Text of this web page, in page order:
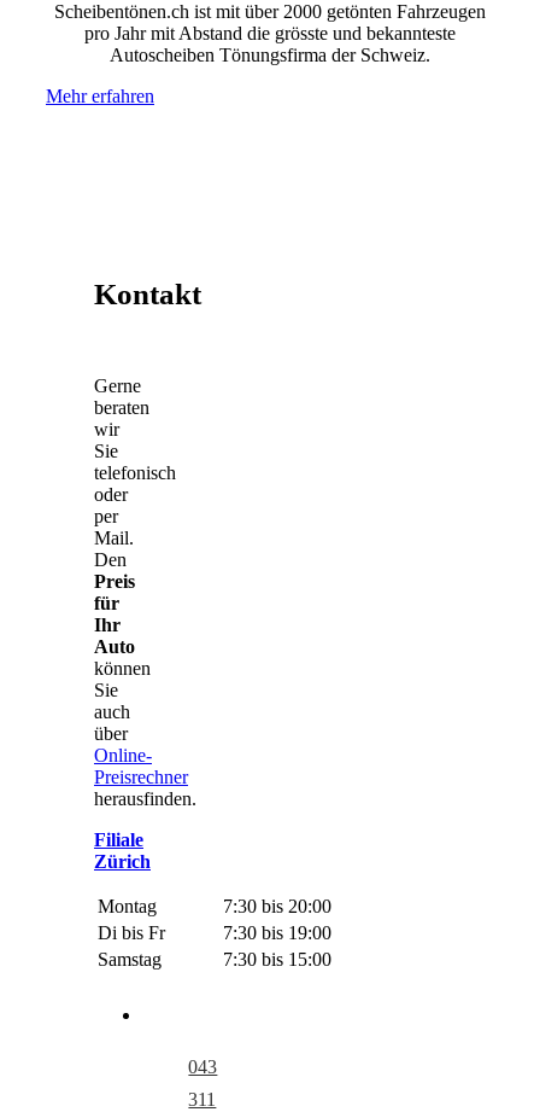
Scheibentönen.ch ist mit über 2000 getönten Fahrzeugen
pro Jahr mit Abstand die grösste und bekannteste
Autoscheiben Tönungsfirma der Schweiz.
Mehr erfahren
Kontakt
Gerne
beraten
wir
Sie
telefonisch
oder
per
Mail.
Den
Preis
für
Ihr
Auto
können
Sie
auch
über
Online-
Preisrechner
herausfinden.
Filiale
Zürich
Montag
7:30 bis 20:00
Di bis Fr
7:30 bis 19:00
Samstag
7:30 bis 15:00
043
311